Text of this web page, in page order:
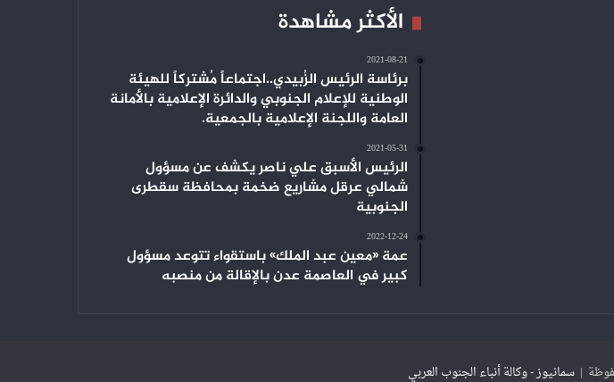
الأكثر مشاهدة
2021-08-21
برئاسة الرئيس الزُبيدي..اجتماعاً مُشتركاً للهيئة
الوطنية للإعلام الجنوبي والدائرة الإعلامية بالأمانة
العامة واللجنة الإعلامية بالجمعية.
2021-05-31
الرئيس الأسبق علي ناصر يكشف عن مسؤول
شمالي عرقل مشاريع ضخمة بمحافظة سقطرى
الجنوبية
2022-12-24
عمة «معين عبد الملك» باستقواء تتوعد مسؤول
كبير في العاصمة عدن بالإقالة من منصبه
سمانيوز - وكالة أنباء الجنوب العربي